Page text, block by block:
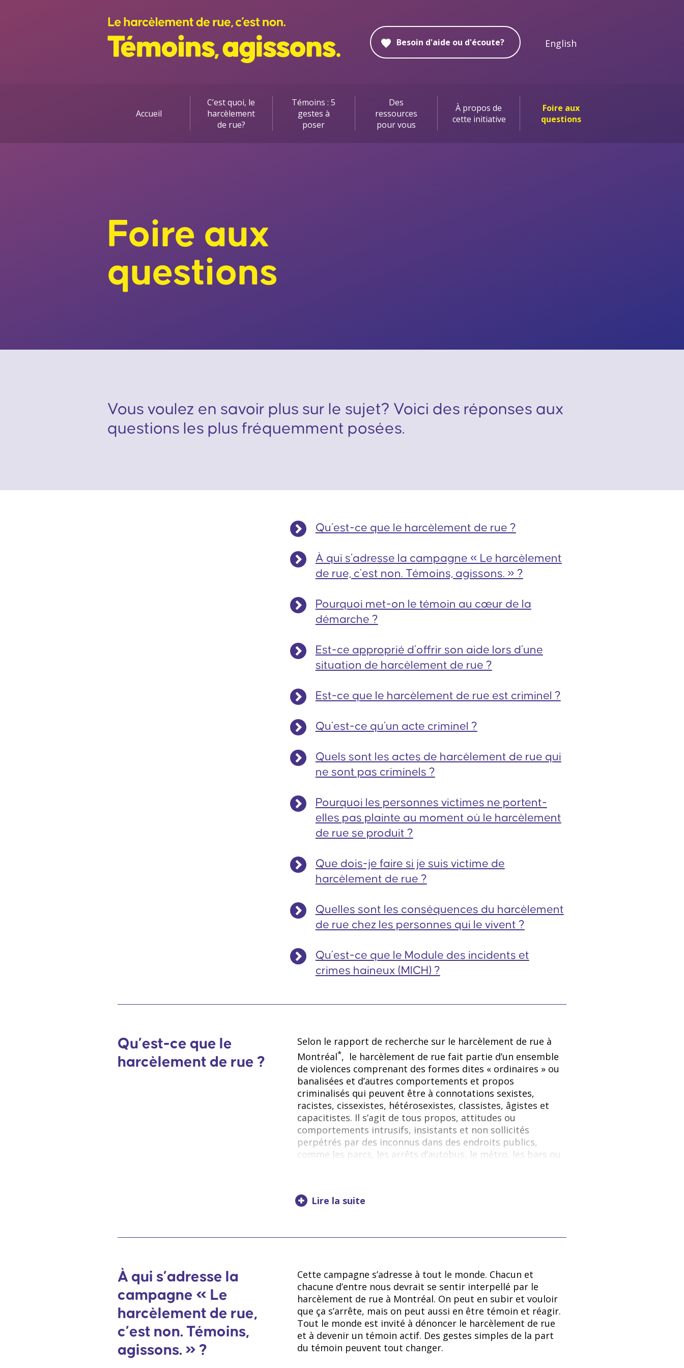
harcèlement
de
Montréal,
non
Besoin d'aide ou d'écoute? English
Accueil
C’est quoi, le
harcèlement
de rue?
Témoins : 5
gestes à
poser
Des
ressources
pour vous
À propos de
cette initiative
Foire aux
questions
Foire aux
questions
Vous voulez en savoir plus sur le sujet? Voici des réponses aux
questions les plus fréquemment posées.
Qu’est-ce que le harcèlement de rue ?
À qui s’adresse la campagne « Le harcèlement
de rue, c’est non. Témoins, agissons. » ?
Pourquoi met-on le témoin au cœur de la
démarche ?
Est-ce approprié d’offrir son aide lors d’une
situation de harcèlement de rue ?
Est-ce que le harcèlement de rue est criminel ?
Qu’est-ce qu’un acte criminel ?
Quels sont les actes de harcèlement de rue qui
ne sont pas criminels ?
Pourquoi les personnes victimes ne portent-
elles pas plainte au moment où le harcèlement
de rue se produit ?
Que dois-je faire si je suis victime de
harcèlement de rue ?
Quelles sont les conséquences du harcèlement
de rue chez les personnes qui le vivent ?
Qu’est-ce que le Module des incidents et
crimes haineux (MICH) ?
Qu’est-ce que le
harcèlement de rue ?
Selon le rapport de recherche sur le harcèlement de rue à
Montréal*, le harcèlement de rue fait partie d’un ensemble
de violences comprenant des formes dites « ordinaires » ou
banalisées et d’autres comportements et propos
criminalisés qui peuvent être à connotations sexistes,
racistes, cissexistes, hétérosexistes, classistes, âgistes et
capacitistes. Il s’agit de tous propos, attitudes ou
comportements intrusifs, insistants et non sollicités
perpétrés par des inconnus dans des endroits publics,
comme les parcs, les arrêts d’autobus, le métro, les bars ou
* Rapport de recherche sur le harcèlement de rue
Pour mieux comprendre la terminologie
employée**:
Sexisme :attitude discriminatoire fondée sur le sexe ou sur
les stéréotypes liés au genre, généralement à l’endroit des
femmes; ​
Lire la suite
À qui s’adresse la
campagne « Le
harcèlement de rue,
c’est non. Témoins,
agissons. » ?
Cette campagne s’adresse à tout le monde. Chacun et
chacune d’entre nous devrait se sentir interpellé par le
harcèlement de rue à Montréal. On peut en subir et vouloir
que ça s’arrête, mais on peut aussi en être témoin et réagir.
Tout le monde est invité à dénoncer le harcèlement de rue
et à devenir un témoin actif. Des gestes simples de la part
du témoin peuvent tout changer.